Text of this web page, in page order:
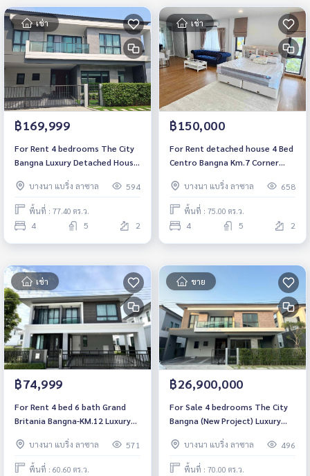
เช่า
฿169,999
For Rent 4 bedrooms The City
Bangna Luxury Detached House
furnished Ready to move in
บางนา แบริ่ง ลาซาล 594
พื้นที่ : 77.40 ตร.ว.
4 5 2
เช่า
฿150,000
For Rent detached house 4 Bed
Centro Bangna Km.7 Corner
furniture Ready to move in
บางนา แบริ่ง ลาซาล 658
พื้นที่ : 75.00 ตร.ว.
4 5 2
เช่า
฿74,999
For Rent 4 bed 6 bath Grand
Britania Bangna-KM.12 Luxury
Withi Expressway Fully
furnished Ready to move in
บางนา แบริ่ง ลาซาล 571
พื้นที่ : 60.60 ตร.ว.
ขาย
฿26,900,000
For Sale 4 bedrooms The City
Bangna (New Project) Luxury
Near Mega Bangna Fully
furnished Ready to move in
บางนา แบริ่ง ลาซาล 496
พื้นที่ : 70.00 ตร.ว.